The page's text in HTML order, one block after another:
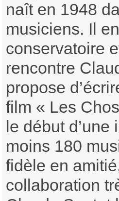
naît en 1948
musiciens. Il
conservatoire
rencontre
propose
film « Les
le début
moins 180
fidèle en
collaboration